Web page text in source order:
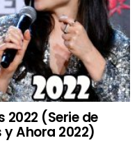
2022 (Serie de
y Ahora 2022)